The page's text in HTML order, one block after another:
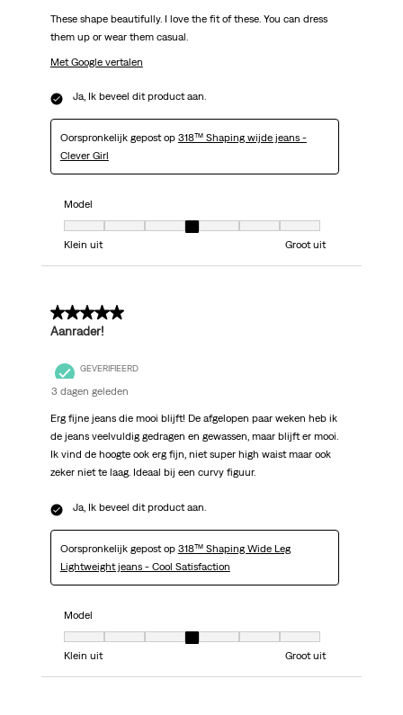
These shape beautifully. I love the fit of these. You can dress
them up or wear them casual.
Met Google vertalen
Ja, Ik beveel dit product aan.
Oorspronkelijk gepost op 318™ Shaping wijde jeans -
Clever Girl
Model
Model, 4 van 7, waarbij 1 gelijk is aan Klein uit en 7 gelijk is aan Groot uit
Klein uit
Groot uit
5 van 5 sterren.
Aanrader!
GEVERIFIEERD
3 dagen geleden
Erg fijne jeans die mooi blijft! De afgelopen paar weken heb ik
de jeans veelvuldig gedragen en gewassen, maar blijft er mooi.
Ik vind de hoogte ook erg fijn, niet super high waist maar ook
zeker niet te laag. Ideaal bij een curvy figuur.
Ja, Ik beveel dit product aan.
Oorspronkelijk gepost op 318™ Shaping Wide Leg
Lightweight jeans - Cool Satisfaction
Model
Model, 4 van 7, waarbij 1 gelijk is aan Klein uit en 7 gelijk is aan Groot uit
Klein uit
Groot uit